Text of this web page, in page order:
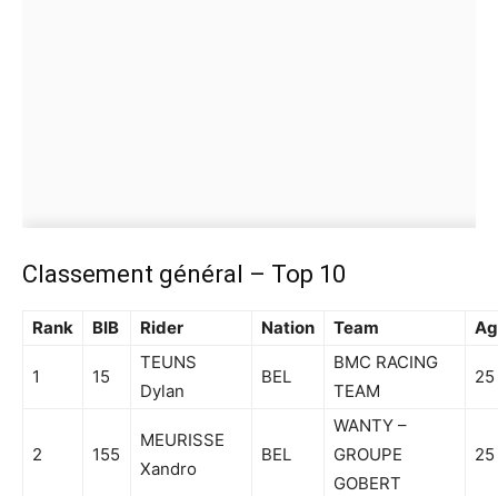
Classement général – Top 10
Rank BIB Rider Nation Team
1 15
TEUNS
Dylan
BEL
BMC RACING
TEAM
25
2 155
MEURISSE
Xandro
BEL
WANTY –
GROUPE
GOBERT
25